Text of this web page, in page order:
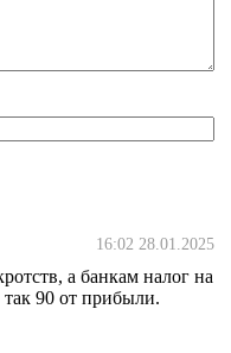
16:02 28.01.2025
а банкам налог на
90 от прибыли.